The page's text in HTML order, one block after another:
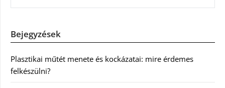
Bejegyzések
Plasztikai műtét menete és kockázatai: mire érdemes
felkészülni?